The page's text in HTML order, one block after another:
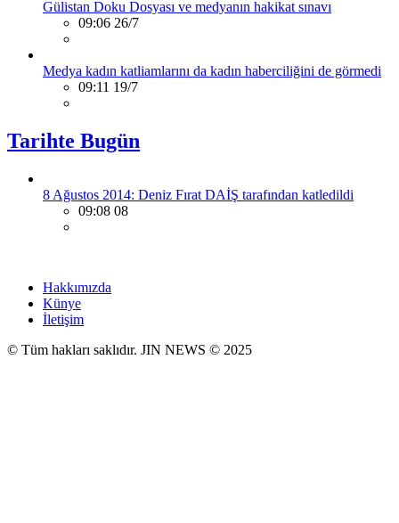
Gülistan Doku Dosyası ve medyanın hakikat sınavı
09:06 26/7
Medya kadın katliamlarını da kadın haberciliğini de görmedi
09:11 19/7
Tarihte Bugün
8 Ağustos 2014: Deniz Fırat DAİŞ tarafından katledildi
09:08 08
Hakkımızda
Künye
İletişim
© Tüm hakları saklıdır. JIN NEWS © 2025